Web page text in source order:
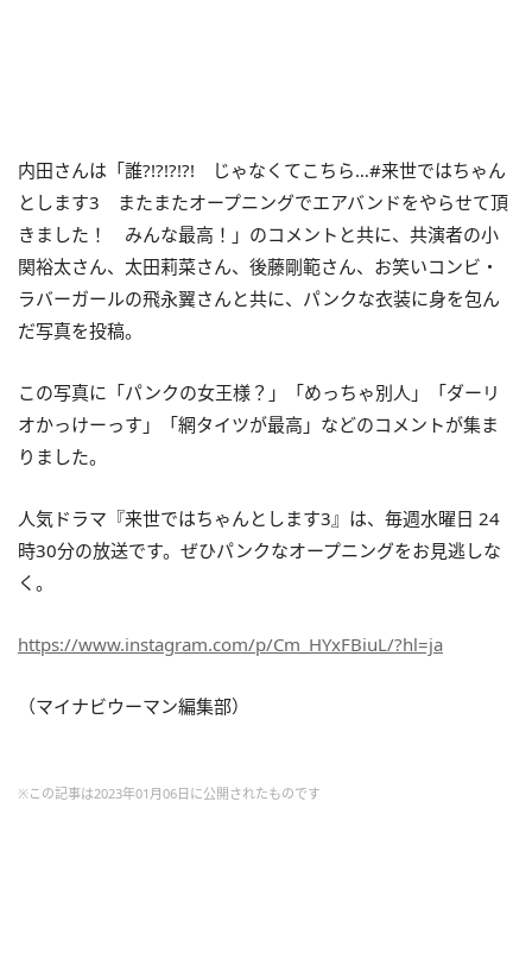
内田さんは「誰?!?!?!?! じゃなくてこちら…#来世ではちゃん
とします3 またまたオープニングでエアバンドをやらせて頂
きました！ みんな最高！」のコメントと共に、共演者の小
関裕太さん、太田莉菜さん、後藤剛範さん、お笑いコンビ・
ラバーガールの飛永翼さんと共に、パンクな衣装に身を包ん
だ写真を投稿。
この写真に「パンクの女王様？」「めっちゃ別人」「ダーリ
オかっけーっす」「網タイツが最高」などのコメントが集ま
りました。
人気ドラマ『来世ではちゃんとします3』は、 毎週水曜日 24
時30分の放送です。ぜひパンクなオープニングをお見逃しな
く。
https://www.instagram.com/p/Cm_HYxFBiuL/?hl=ja
（マイナビウーマン編集部）
※この記事は2023年01月06日に公開されたものです